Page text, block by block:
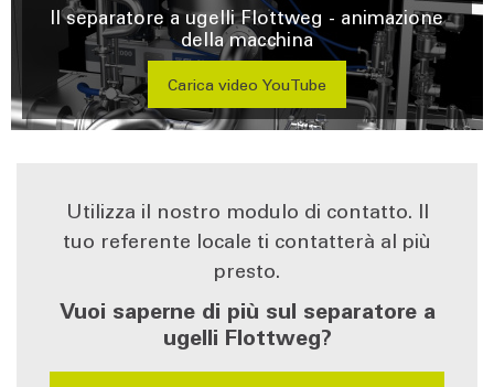
Il separatore a ugelli Flottweg - animazione
della macchina
Carica video YouTube
Utilizza il nostro modulo di contatto. Il
tuo referente locale ti contatterà al più
presto.
Vuoi saperne di più sul separatore a
ugelli Flottweg?